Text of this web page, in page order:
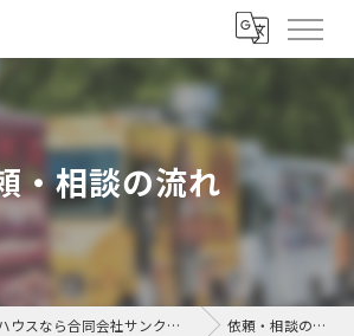
・相談の流れ
広島でトレーラーハウスなら合同会社サンクビジョン 依頼・相談の流れ